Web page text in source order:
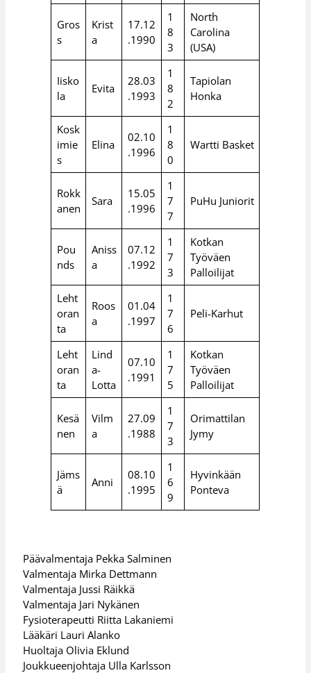
Gros
s
Krist
a
17.12
.1990
1
8
3
North
Carolina
(USA)
Iisko
la
Evita
28.03
.1993
1
8
2
Tapiolan
Honka
Kosk
imie
s
Elina
02.10
.1996
1
8
0
Wartti Basket
Rokk
anen
Sara
15.05
.1996
1
7
7
PuHu Juniorit
Pou
nds
Aniss
a
07.12
.1992
1
7
3
Kotkan
Työväen
Palloilijat
Leht
oran
ta
Roos
a
01.04
.1997
1
7
6
Peli-Karhut
Leht
oran
ta
Lind
a-
Lotta
07.10
.1991
1
7
5
Kotkan
Työväen
Palloilijat
Kesä
nen
Vilm
a
27.09
.1988
1
7
3
Orimattilan
Jymy
Jäms
ä
Anni
08.10
.1995
1
6
9
Hyvinkään
Ponteva
Päävalmentaja Pekka Salminen
Valmentaja Mirka Dettmann
Valmentaja Jussi Räikkä
Valmentaja Jari Nykänen
Fysioterapeutti Riitta Lakaniemi
Lääkäri Lauri Alanko
Huoltaja Olivia Eklund
Joukkueenjohtaja Ulla Karlsson